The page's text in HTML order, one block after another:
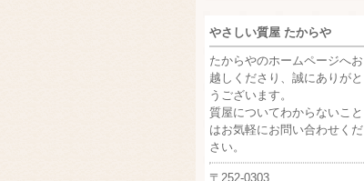
やさしい質屋 たからや
たからやのホームページへお
越しくださり、誠にありがと
うございます。
質屋についてわからないこと
はお気軽にお問い合わせくだ
さい。
〒252-0303